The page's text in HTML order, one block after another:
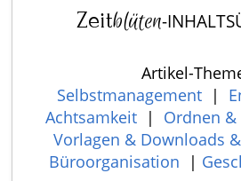
Zeitblüten-
Artikel-
Selbstmanagement |
Achtsamkeit| Ordnen
Vorlagen & Downloads
Büroorganisation |